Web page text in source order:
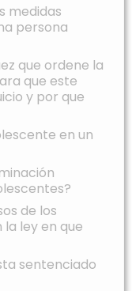
medidas
persona
que ordene la
que este
y por que
en un
de los
ley en que
sentenciado